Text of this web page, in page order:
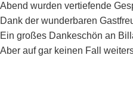
Abend wurden vertiefende
Dank der wunderbaren
Ein großes Dankeschön an
Aber auf gar keinen Fall